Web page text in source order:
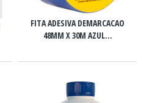
FITA ADESIVA DEMARCACAO
48MM X 30M AZUL...